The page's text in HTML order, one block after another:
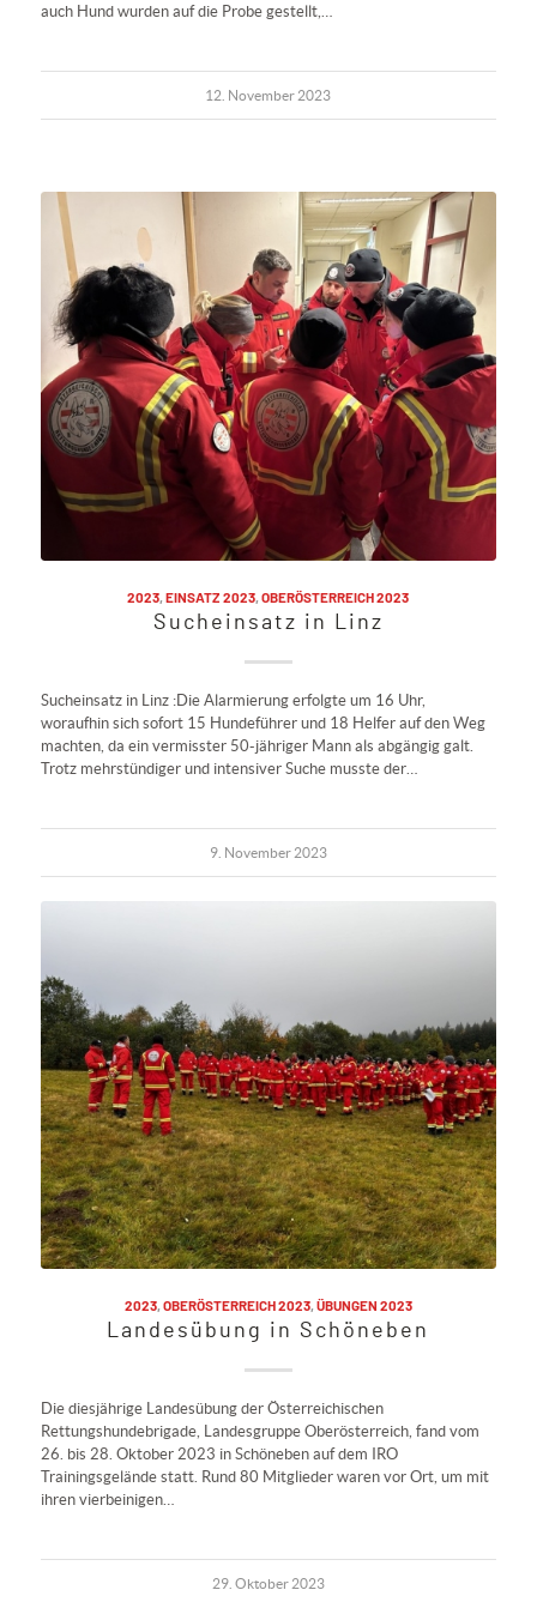
auch Hund wurden auf die Probe gestellt,…
12. November 2023
2023 ,EINSATZ 2023 ,OBERÖSTERREICH 2023
Sucheinsatz in Linz
Sucheinsatz in Linz :Die Alarmierung erfolgte um 16 Uhr,
woraufhin sich sofort 15 Hundeführer und 18 Helfer auf den Weg
machten, da ein vermisster 50-jähriger Mann als abgängig galt.
Trotz mehrstündiger und intensiver Suche musste der…
9. November 2023
2023, OBERÖSTERREICH 2023, ÜBUNGEN 2023
Landesübung in Schöneben
Die diesjährige Landesübung der Österreichischen
Rettungshundebrigade, Landesgruppe Oberösterreich, fand vom
26. bis 28. Oktober 2023 in Schöneben auf dem IRO
Trainingsgelände statt. Rund 80 Mitglieder waren vor Ort, um mit
ihren vierbeinigen…
29. Oktober 2023